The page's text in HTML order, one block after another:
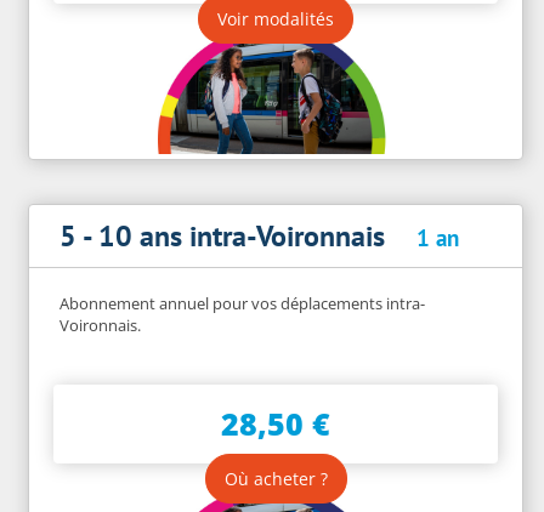
Voir modalités
5 - 10 ans intra-Voironnais 1 an
Abonnement annuel pour vos déplacements intra-
Voironnais.
28,50 €
Où acheter ?